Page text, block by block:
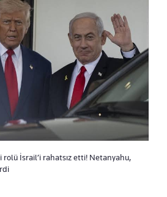
rolü İsrail’i rahatsız etti! Netanyahu,